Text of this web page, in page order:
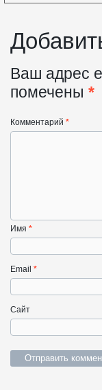
Ваш адрес
помечены *
Комментарий *
Имя *
Email *
Сайт